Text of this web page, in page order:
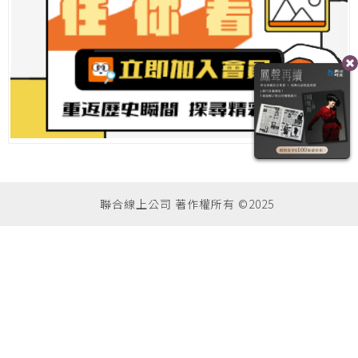
聯合線上公司 著作權所有 ©2025